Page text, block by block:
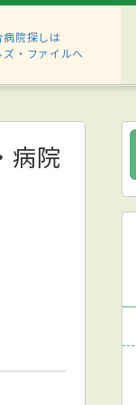
病院探しは
ズ・ファイルへ
病院